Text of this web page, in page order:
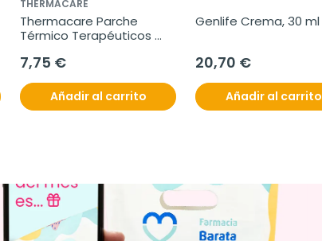
THERMACARE
Thermacare Parche
Térmico Terapéuticos
7,75 €
Añadir al carrito
Genlife Crema, 30 ml
20,70 €
Añadir al carrito